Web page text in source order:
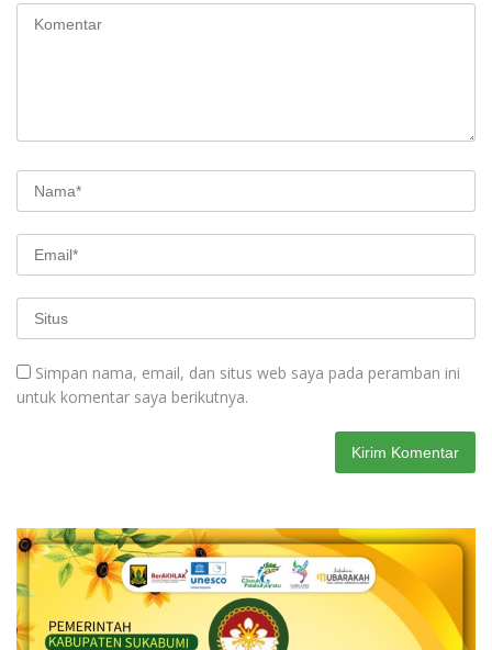
Simpan nama, email, dan situs web saya pada peramban ini
untuk komentar saya berikutnya.